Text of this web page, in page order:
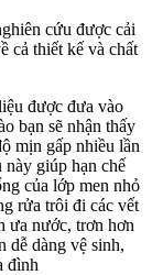
cứu được cải
cả thiết kế và chất
được đưa vào
bạn sẽ nhận thấy
mịn gấp nhiều lần
giúp hạn chế
của lớp men nhỏ
rửa trôi đi các vết
ưa nước, trơn hơn
dễ dàng vệ sinh,
đình